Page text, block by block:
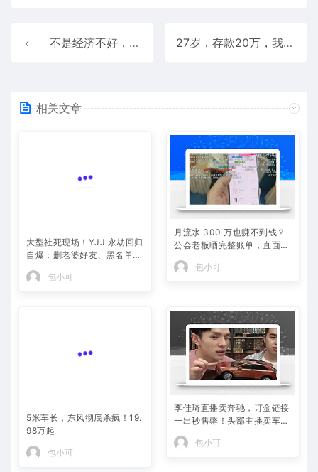
不是经济不好，是自己的经济不好 27岁，存款20万，我的几个存钱小妙招
相关文章
自爆：删老婆好友、黑名单躺
平 PDD，冠军白银局全员白
给
月流水 300 万也赚不到钱？
公会老板晒完整账单，直面黑
包小可
98万起
一出秒售罄！头部主播卖车，
反而说明日子不好过了！